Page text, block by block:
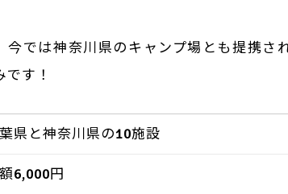
では神奈川県のキャンプ場とも提携さ
す！
県と神奈川県の10施設
6,000円